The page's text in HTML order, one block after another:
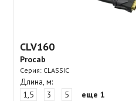
CLV160
Procab
Серия: CLASSIC
Длина, м:
1,5
3 5
еще 1